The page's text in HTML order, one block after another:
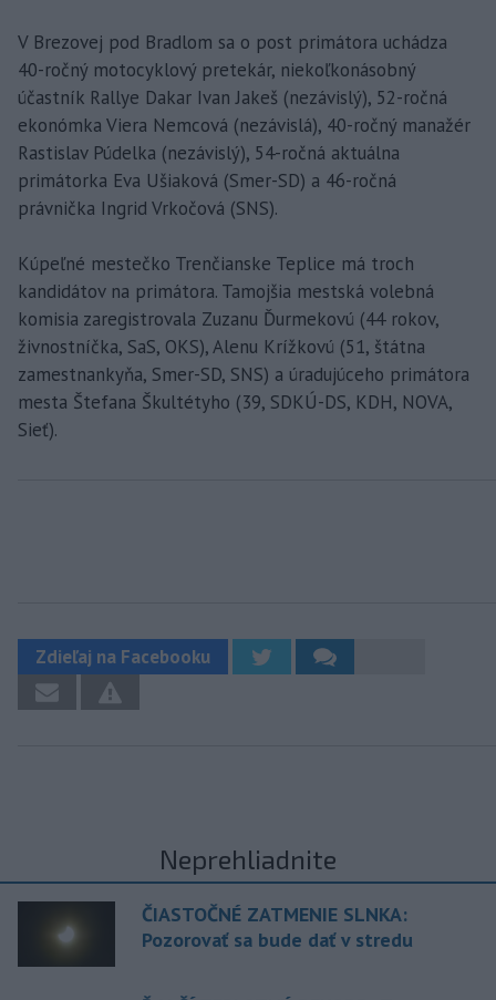
V Brezovej pod Bradlom sa o post primátora uchádza
40-ročný motocyklový pretekár, niekoľkonásobný
účastník Rallye Dakar Ivan Jakeš (nezávislý), 52-ročná
ekonómka Viera Nemcová (nezávislá), 40-ročný manažér
Rastislav Púdelka (nezávislý), 54-ročná aktuálna
primátorka Eva Ušiaková (Smer-SD) a 46-ročná
právnička Ingrid Vrkočová (SNS).
Kúpeľné mestečko Trenčianske Teplice má troch
kandidátov na primátora. Tamojšia mestská volebná
komisia zaregistrovala Zuzanu Ďurmekovú (44 rokov,
živnostníčka, SaS, OKS), Alenu Krížkovú (51, štátna
zamestnankyňa, Smer-SD, SNS) a úradujúceho primátora
mesta Štefana Škultétyho (39, SDKÚ-DS, KDH, NOVA,
Sieť).
Zdieľaj na Facebooku
Neprehliadnite
ČIASTOČNÉ ZATMENIE SLNKA:
Pozorovať sa bude dať v stredu